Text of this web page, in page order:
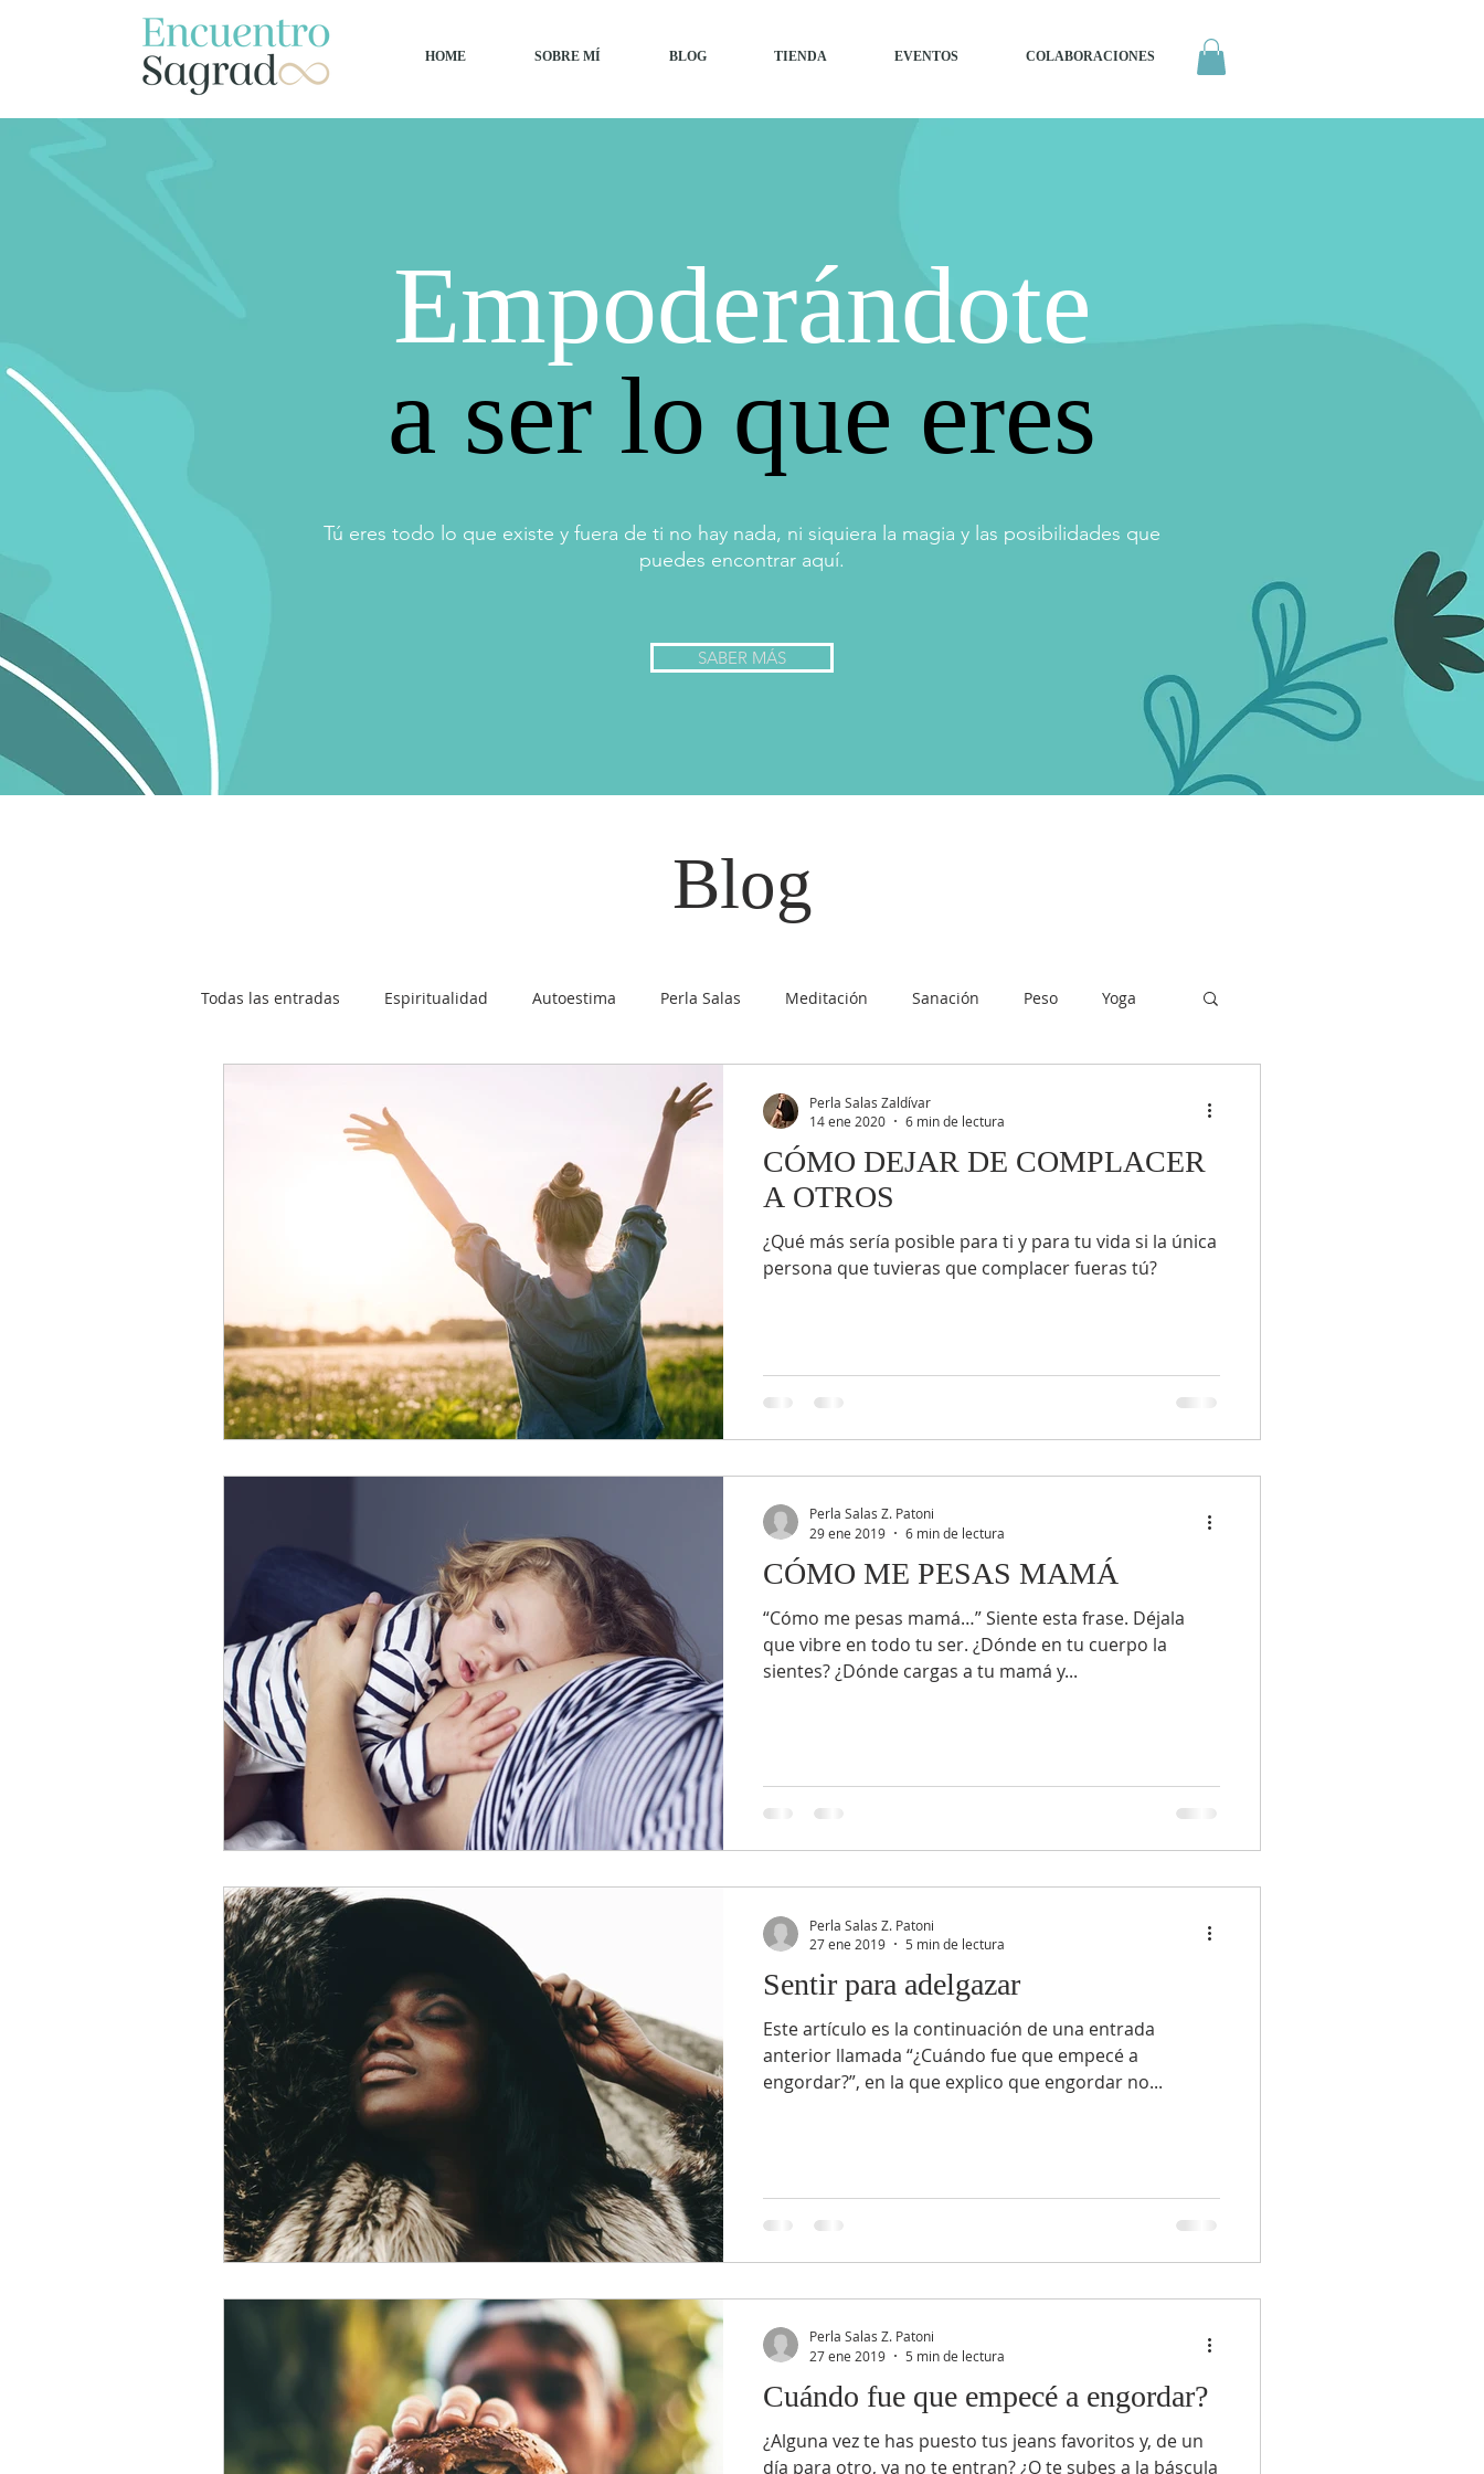
HOME SOBRE MÍ BLOG TIENDA EVENTOS COLABORACIONES
Empoderándote
a ser lo que eres
Tú eres todo lo que existe y fuera de ti no hay nada, ni siquiera la magia y las posibilidades que
puedes encontrar aquí.
SABER MÁS
Blog
Todas las entradas Espiritualidad Autoestima Perla Salas Meditación Sanación Peso Yoga
Abundancia
Bienestar Autodescubrimiento EmpoderamientoCÓMO DEJAR DE COMPLACER
A OTROS
¿Qué más sería posible para ti y para tu vida si la única
persona que tuvieras que complacer fueras tú?
Perla Salas Zaldívar
14 ene 2020
6 min de lectura
CÓMO ME PESAS MAMÁ
“Cómo me pesas mamá…” Siente esta frase. Déjala
que vibre en todo tu ser. ¿Dónde en tu cuerpo la
sientes? ¿Dónde cargas a tu mamá y...
Perla Salas Z. Patoni
29 ene 2019
6 min de lectura
Sentir para adelgazar
Este artículo es la continuación de una entrada
anterior llamada “¿Cuándo fue que empecé a
engordar?”, en la que explico que engordar no...
Perla Salas Z. Patoni
27 ene 2019
5 min de lectura
Cuándo fue que empecé a engordar?
¿Alguna vez te has puesto tus jeans favoritos y, de un
día para otro, ya no te entran? ¿O te subes a la báscula
Perla Salas Z. Patoni
27 ene 2019
5 min de lectura